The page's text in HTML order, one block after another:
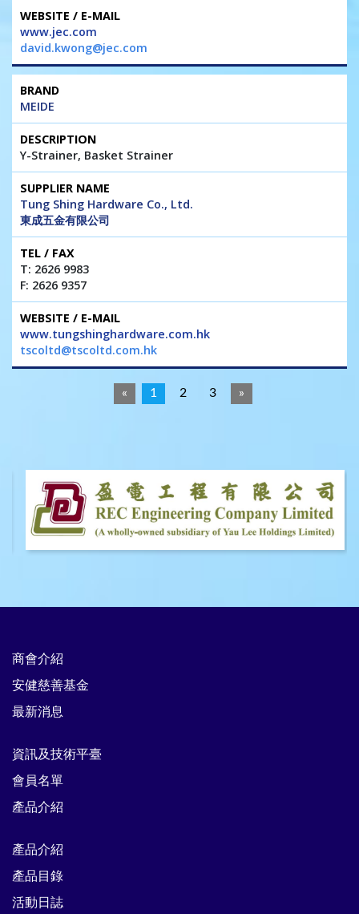
www.jec.com
david.kwong@jec.com
MEIDE
Y-Strainer, Basket Strainer
Tung Shing Hardware Co., Ltd.
東成五金有限公司
T: 2626 9983
F: 2626 9357
www.tungshinghardware.com.hk
tscoltd@tscoltd.com.hk
« 1 2 3 »
商會介紹
安健慈善基金
最新消息
資訊及技術平臺
會員名單
產品介紹
產品介紹
產品目錄
活動日誌